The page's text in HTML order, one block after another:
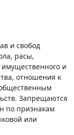
и свобод
расы,
и
отношения к
Запрещаются
по признакам
или